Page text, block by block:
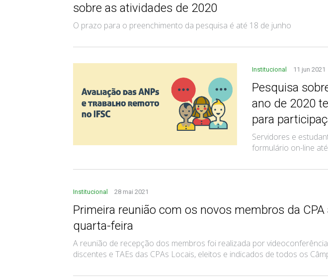
sobre as atividades de 2020
O prazo para o preenchimento da pesquisa é até 18 de junho
Institucional 11 jun 2021
Pesquisa
ano de 2020
para
Servidores e
formulário on-line
Institucional 28 mai 2021
Primeira reunião com os novos membros da
quarta-feira
A reunião de recepção dos membros foi realizada por
discentes e TAEs das CPAs Locais, eleitos e indicados de todos os